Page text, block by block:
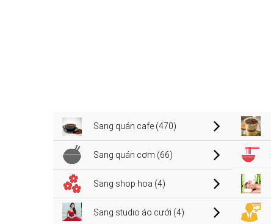
Sang quán cafe (470)
Sang quán cơm (66)
Sang shop hoa (4)
Sang studio áo cưới (4)